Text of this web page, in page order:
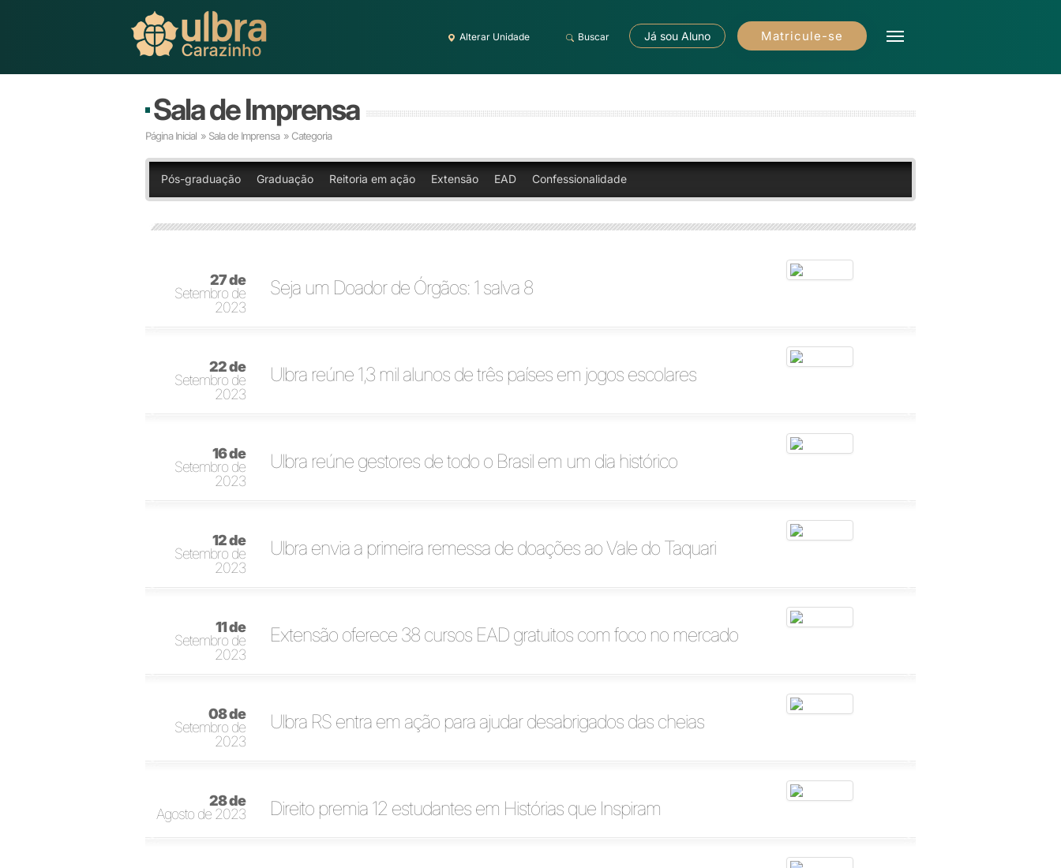
Alterar Unidade Buscar Já sou Aluno Matricule-se
Sala de Imprensa
Página Inicial » Sala de Imprensa » Categoria
Pós-graduação Graduação Reitoria em ação Extensão EAD Confessionalidade
27 de
Setembro de
2023
Seja um Doador de Órgãos: 1 salva 8
22 de
Setembro de
2023
Ulbra reúne 1,3 mil alunos de três países em jogos escolares
16 de
Setembro de
2023
Ulbra reúne gestores de todo o Brasil em um dia histórico
12 de
Setembro de
2023
Ulbra envia a primeira remessa de doações ao Vale do Taquari
11 de
Setembro de
2023
Extensão oferece 38 cursos EAD gratuitos com foco no mercado
08 de
Setembro de
2023
Ulbra RS entra em ação para ajudar desabrigados das cheias
28 de
Agosto de 2023
Direito premia 12 estudantes em Histórias que Inspiram